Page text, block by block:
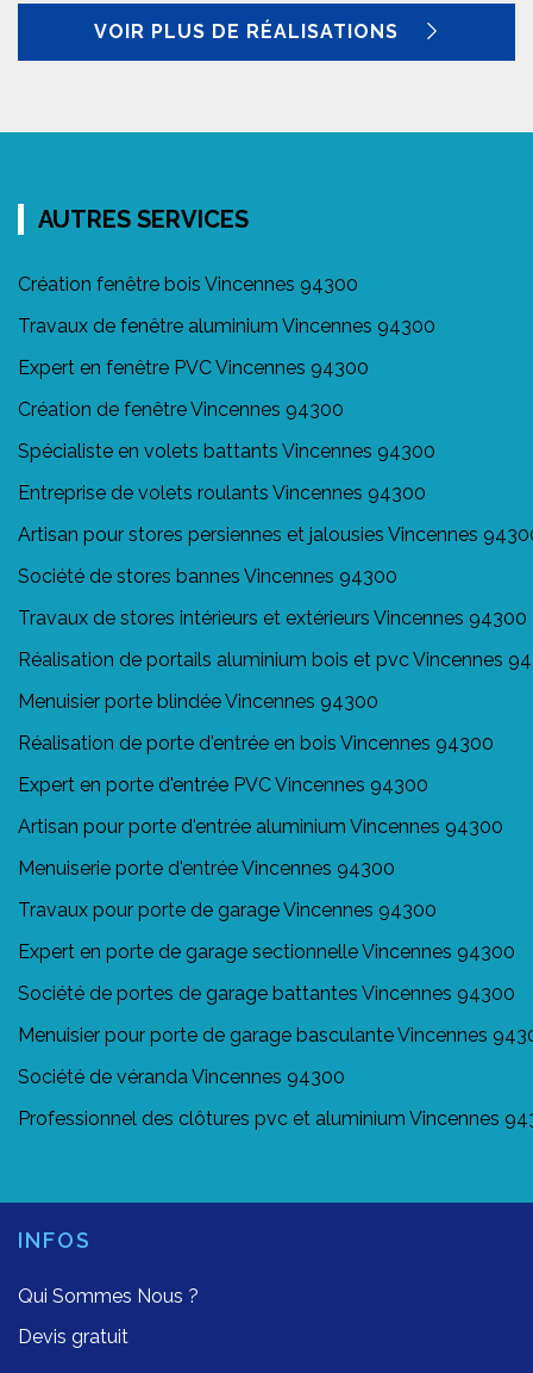
VOIR PLUS DE RÉALISATIONS
AUTRES SERVICES
Création fenêtre bois Vincennes 94300
Travaux de fenêtre aluminium Vincennes 94300
Expert en fenêtre PVC Vincennes 94300
Création de fenêtre Vincennes 94300
Spécialiste en volets battants Vincennes 94300
Entreprise de volets roulants Vincennes 94300
Artisan pour stores persiennes et jalousies Vincennes
Société de stores bannes Vincennes 94300
Travaux de stores intérieurs et extérieurs Vincennes 94300
Réalisation de portails aluminium bois et pvc Vincennes
Menuisier porte blindée Vincennes 94300
Réalisation de porte d'entrée en bois Vincennes 94300
Expert en porte d'entrée PVC Vincennes 94300
Artisan pour porte d'entrée aluminium Vincennes 94300
Menuiserie porte d'entrée Vincennes 94300
Travaux pour porte de garage Vincennes 94300
Expert en porte de garage sectionnelle Vincennes 94300
Société de portes de garage battantes Vincennes 94300
Menuisier pour porte de garage basculante Vincennes
Société de véranda Vincennes 94300
Professionnel des clôtures pvc et aluminium Vincennes
INFOS
Qui Sommes Nous ?
Devis gratuit